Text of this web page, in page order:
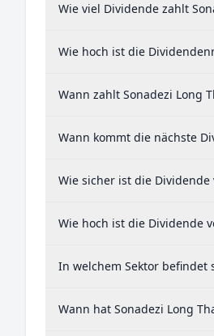
Wie viel Dividende zahlt
Wie hoch ist die
Wann zahlt Sonadezi Long
Wann kommt die nächste
Wie sicher ist die Dividende
Wie hoch ist die Dividende
In welchem Sektor befindet
Wann hat Sonadezi Long